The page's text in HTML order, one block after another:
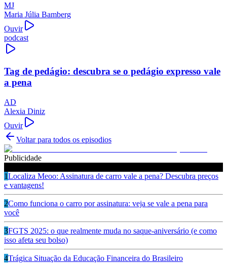
MJ
Maria Júlia Bamberg
Ouvir
podcast
Tag de pedágio: descubra se o pedágio expresso vale
a pena
AD
Alexia Diniz
Ouvir
Voltar para todos os episodios
Publicidade
1Localiza Meoo: Assinatura de carro vale a pena? Descubra preços
e vantagens!
2Como funciona o carro por assinatura: veja se vale a pena para
você
3FGTS 2025: o que realmente muda no saque-aniversário (e como
isso afeta seu bolso)
4Trágica Situação da Educação Financeira do Brasileiro